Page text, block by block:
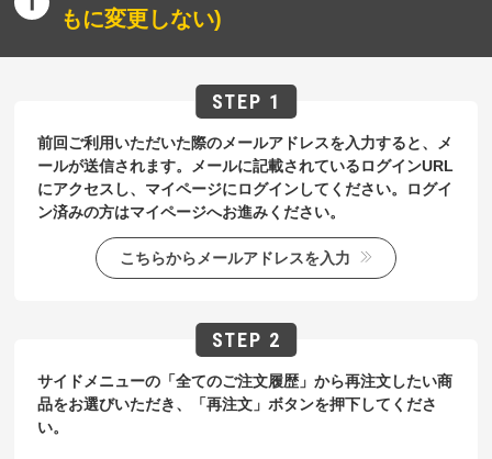
もに変更しない)
前回ご利用いただいた際のメールアドレスを入力すると、メ
ールが送信されます。メールに記載されているログインURL
にアクセスし、マイページにログインしてください。ログイ
ン済みの方はマイページへお進みください。
こちらからメールアドレスを入力
サイドメニューの「全てのご注文履歴」から再注文したい商
品をお選びいただき、「再注文」ボタンを押下してくださ
い。